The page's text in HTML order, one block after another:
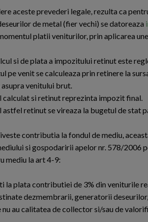
aceste prevederi legale, rezulta ca
de metal (fier vechi) se datoreaza
platii veniturilor, prin aplicarea
si de plata a impozitului retinut este
pe venit se calculeaza prin retinere la
venitului brut.
calculat si retinut reprezinta impozit final.
retinut se vireaza la bugetul de stat
contributia la fondul de mediu,
si gospodaririi apelor nr. 578/
mediu la art 4-9:
la plata contributiei de 3% din veniturile
dezmembrarii, generatorii
nu au calitatea de collector si/sau de